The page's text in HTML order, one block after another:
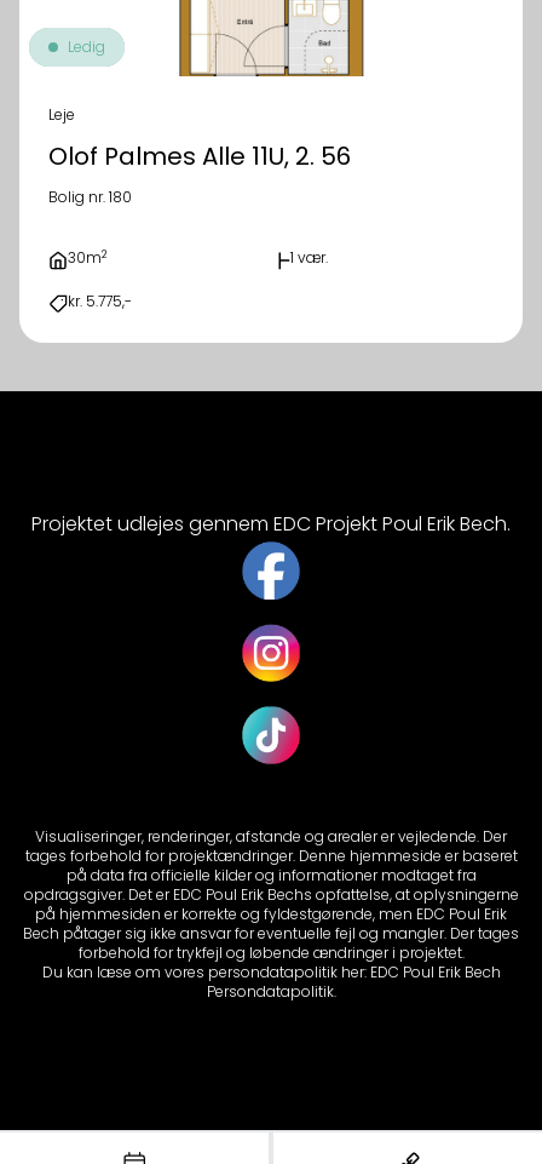
Ledig
Leje
Olof Palmes Alle 11U, 2. 56
Bolig nr. 180
30m2 1 vær.
kr. 5.775,-
Projektet udlejes gennem EDC Projekt Poul Erik Bech.
Visualiseringer, renderinger, afstande og arealer er vejledende. Der
tages forbehold for projektændringer. Denne hjemmeside er baseret
på data fra officielle kilder og informationer modtaget fra
opdragsgiver. Det er EDC Poul Erik Bechs opfattelse, at oplysningerne
på hjemmesiden er korrekte og fyldestgørende, men EDC Poul Erik
Bech påtager sig ikke ansvar for eventuelle fejl og mangler. Der tages
forbehold for trykfejl og løbende ændringer i projektet.
Du kan læse om vores persondatapolitik her: EDC Poul Erik Bech
Persondatapolitik.